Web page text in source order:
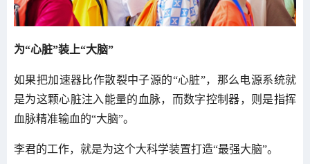
为“心脏”装上“大脑”
如果把加速器比作散裂中子源的“心脏”，那么电源系统就
是为这颗心脏注入能量的血脉，而数字控制器，则是指挥
血脉精准输血的“大脑”。
李君的工作，就是为这个大科学装置打造“最强大脑”。